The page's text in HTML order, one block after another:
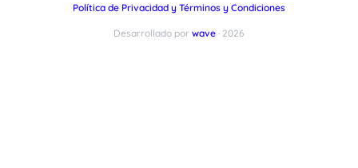
Política de Privacidad y Términos y Condiciones
Desarrollado por wave · 2026